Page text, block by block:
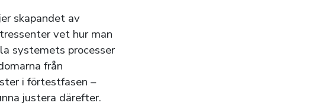
skapandet av
vet hur man
systemets processer
från
i förtestfasen –
justera därefter.